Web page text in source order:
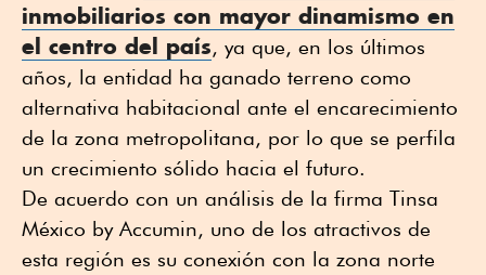
inmobiliarios con mayor dinamismo en
el centro del país, ya que, en los últimos
años, la entidad ha ganado terreno como
alternativa habitacional ante el encarecimiento
de la zona metropolitana, por lo que se perfila
un crecimiento sólido hacia el futuro.
De acuerdo con un análisis de la firma Tinsa
México by Accumin, uno de los atractivos de
esta región es su conexión con la zona norte